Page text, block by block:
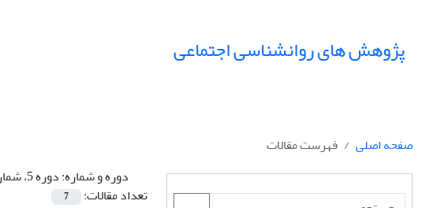
پژوهش های روانشناسی اجتماعی
صفحه اصلی
فهرست مقالات
دوره و شماره:دوره 5، شماره 18، تابستان 1394
تعداد مقالات:
7